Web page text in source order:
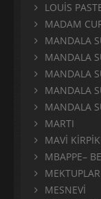
LOUİS
MADAM
MANDALA
MANDALA
MANDALA
MANDALA
MANDALA
MARTI
MAVİ
MBAPPE–
MEKTUPLAR
MESNEVİ